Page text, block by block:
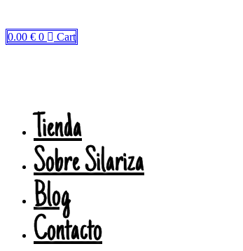
contenido
0.00 € 0 Cart
Tienda
Sobre Silariza
Blog
Contacto